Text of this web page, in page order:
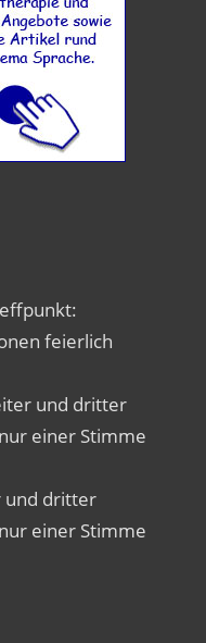
feierlich
und dritter
einer Stimme
und dritter
einer Stimme